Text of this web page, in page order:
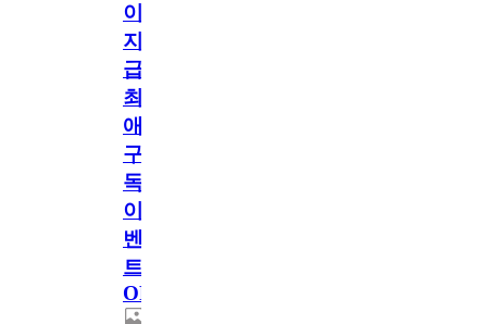
이
지
급!
최
애
구
독
이
벤
트
OPEN!